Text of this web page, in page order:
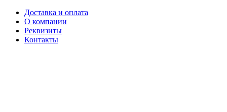
Доставка и оплата
О компании
Реквизиты
Контакты